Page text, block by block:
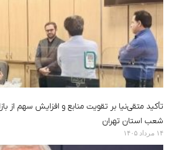
تأکید متقی‌نیا بر تقویت منابع و افزایش سهم از
شعب استان تهران
۱۴ مرداد ۱۴۰۵